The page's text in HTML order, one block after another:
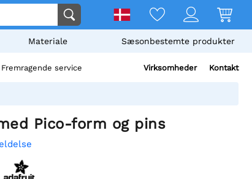
Materiale Sæsonbestemte produkter
Fremragende service Virksomheder Kontakt
Pico-form og pins